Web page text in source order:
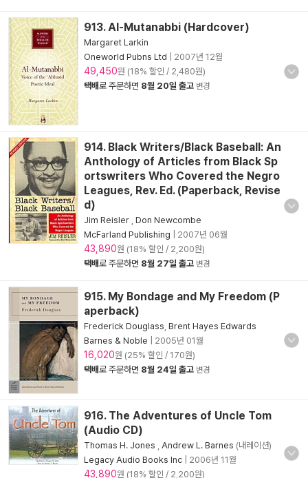
913. Al-Mutanabbi (Hardcover)
Margaret Larkin
Oneworld Pubns Ltd
2007년 12월
49,450원 (18% 할인 / 2,480원)
택배로 주문하면 8월 20일 출고 변경
914. Black Writers/Black Baseball: An
Anthology of Articles from Black Sp
ortswriters Who Covered the Negro
Leagues, Rev. Ed. (Paperback, Revise
d)
Jim Reisler Don Newcombe
McFarland Publishing
2007년 06월
43,890원 (18% 할인 / 2,200원)
택배로 주문하면 8월 27일 출고 변경
915. My Bondage and My Freedom (P
aperback)
Frederick Douglass Brent Hayes Edwards
Barnes & Noble
2005년 01월
16,020원 (25% 할인 / 170원)
택배로 주문하면 8월 24일 출고 변경
916. The Adventures of Uncle Tom
(Audio CD)
Thomas H. Jones Andrew L. Barnes (내레이션)
Legacy Audio Books Inc
2006년 11월
43,890원 (18% 할인 / 2,200원)